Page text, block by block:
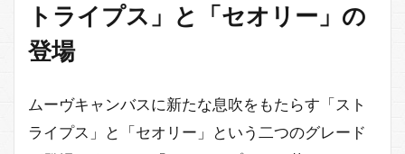
トライプス」と「セオリー」の
登場
ムーヴキャンバスに新たな息吹をもたらす「スト
ライプス」と「セオリー」という二つのグレード